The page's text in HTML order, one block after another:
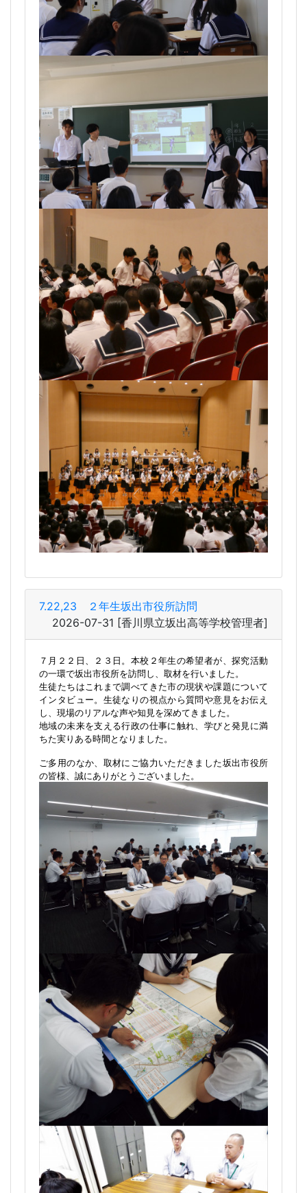
7.22,23 ２年生坂出市役所訪問
2026-07-31[香川県立坂出高等学校管理者]
７月２２日、２３日。本校２年生の希望者が、探究活動
の一環で坂出市役所を訪問し、取材を行いました。
インタビュー。生徒なりの視点から質問や意見をお伝え
し、現場のリアルな声や知見を深めてきました。
地域の未来を支える行政の仕事に触れ、学びと発見に満
ちた実りある時間となりました。
ご多用のなか、取材にご協力いただきました坂出市役所
の皆様、誠にありがとうございました。